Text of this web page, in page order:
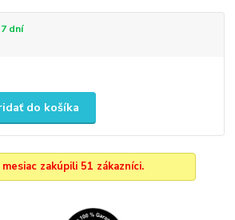
dní
do košíka
zakúpili 51 zákazníci.